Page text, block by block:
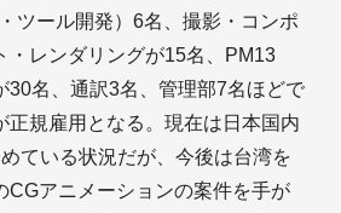
ツール開発）6名、撮影・コンポ
・レンダリングが15名、PM13
30名、通訳3名、管理部7名ほどで
正規雇用となる。現在は日本国内
ている状況だが、今後は台湾を
CGアニメーションの案件を手が